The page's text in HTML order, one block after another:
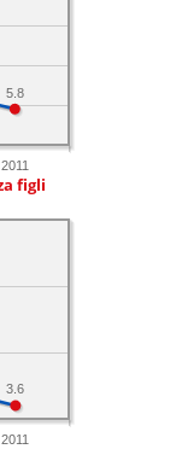
2011
5.8
figli
2011
3.6